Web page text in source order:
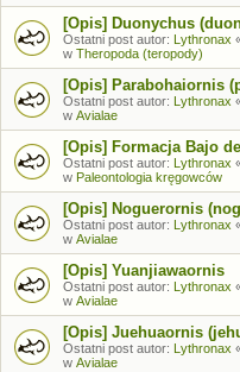
[Opis] Duonychus
Ostatni post autor: Lythronax
w Theropoda (teropody)
[Opis] Parabohaiornis
Ostatni post autor: Lythronax
w Avialae
[Opis] Formacja Bajo
Ostatni post autor: Lythronax
w Paleontologia kręgowców
[Opis] Noguerornis
Ostatni post autor: Lythronax
w Avialae
[Opis] Yuanjiawaornis
Ostatni post autor: Lythronax
w Avialae
[Opis] Juehuaornis
Ostatni post autor: Lythronax
w Avialae